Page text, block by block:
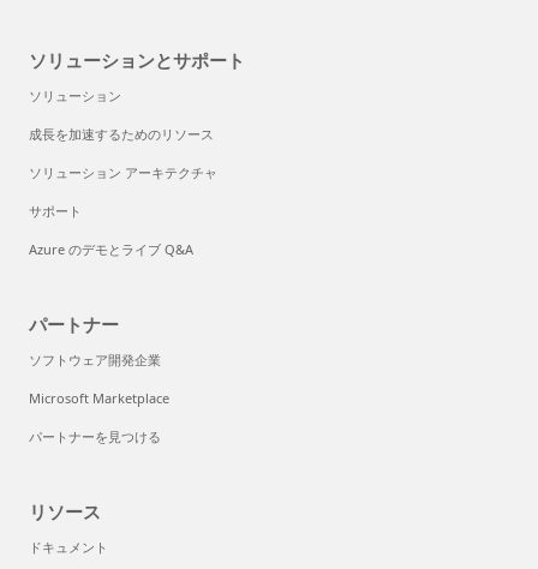
ソリューションとサポート
ソリューション
成長を加速するためのリソース
ソリューション アーキテクチャ
サポート
Azure のデモとライブ Q&A
パートナー
ソフトウェア開発企業
Microsoft Marketplace
パートナーを見つける
リソース
ドキュメント